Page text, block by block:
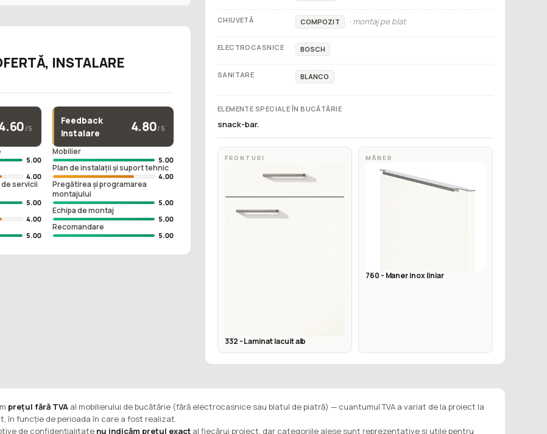
INSTALARE
/5
5.00
4.00
servicii
5.00
4.00
5.00
Feedback
instalare
4.80/5
Mobilier
5.00
Plan de instalații și suport tehnic
4.00
Pregătirea și programarea
montajului
5.00
Echipa de montaj
5.00
Recomandare
5.00
CHIUVETĂ COMPOZIT · montaj pe blat
ELECTROCASNICE BOSCH
SANITARE BLANCO
ELEMENTE SPECIALE ÎN BUCĂTĂRIE
snack-bar.
FRONTURI
332 - Laminat lacuit alb
MÂNER
760 - Maner inox liniar
prețul fără TVA al mobilierului de bucătărie (fără electrocasnice sau blatul de piatră) — cuantumul TVA a variat de la proiect la
în funcție de perioada în care a fost realizat.
de confidențialitate nu indicăm prețul exact al fiecărui proiect, dar categoriile alese sunt reprezentative și utile pentru